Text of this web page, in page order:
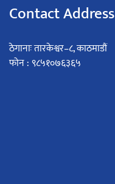
Contact Address
ठेगानाः तारकेश्वर–८, काठमाडौं
फोन : ९८५१०७६३६५